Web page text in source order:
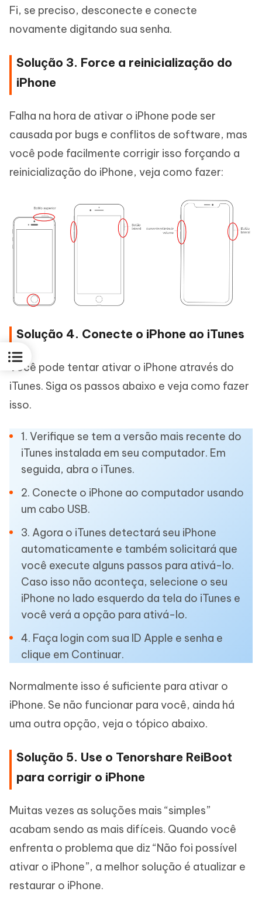
Fi, se preciso, desconecte e conecte
novamente digitando sua senha.
Solução 3. Force a reinicialização do
iPhone
Falha na hora de ativar o iPhone pode ser
causada por bugs e conflitos de software, mas
você pode facilmente corrigir isso forçando a
reinicialização do iPhone, veja como fazer:
Solução 4. Conecte o iPhone ao iTunes
Você pode tentar ativar o iPhone através do
iTunes. Siga os passos abaixo e veja como fazer
isso.
1. Verifique se tem a versão mais recente do
iTunes instalada em seu computador. Em
seguida, abra o iTunes.
2. Conecte o iPhone ao computador usando
um cabo USB.
3. Agora o iTunes detectará seu iPhone
automaticamente e também solicitará que
você execute alguns passos para ativá-lo.
Caso isso não aconteça, selecione o seu
iPhone no lado esquerdo da tela do iTunes e
você verá a opção para ativá-lo.
4. Faça login com sua ID Apple e senha e
clique em Continuar.
Normalmente isso é suficiente para ativar o
iPhone. Se não funcionar para você, ainda há
uma outra opção, veja o tópico abaixo.
Solução 5. Use o Tenorshare ReiBoot
para corrigir o iPhone
Muitas vezes as soluções mais “simples”
acabam sendo as mais difíceis. Quando você
enfrenta o problema que diz “Não foi possível
ativar o iPhone”, a melhor solução é atualizar e
restaurar o iPhone.